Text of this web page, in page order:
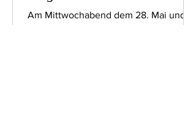
Am Mittwochabend dem 28. Mai und in